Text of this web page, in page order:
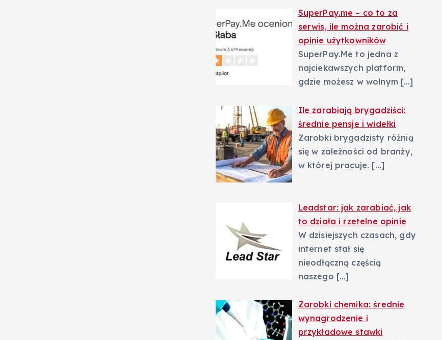
SuperPay.me – co to za
serwis, ile można zarobić i
opinie użytkowników
SuperPay.Me to jedna z
najciekawszych platform,
gdzie możesz w wolnym […]
Ile zarabiają brygadziści:
średnie pensje i widełki
Zarobki brygadzisty różnią
się w zależności od branży,
w której pracuje. […]
Leadstar: jak zarabiać, jak
to działa i rzetelne opinie
W dzisiejszych czasach, gdy
internet stał się
nieodłączną częścią
naszego […]
Zarobki chemika: średnie
wynagrodzenie i
przykładowe stawki